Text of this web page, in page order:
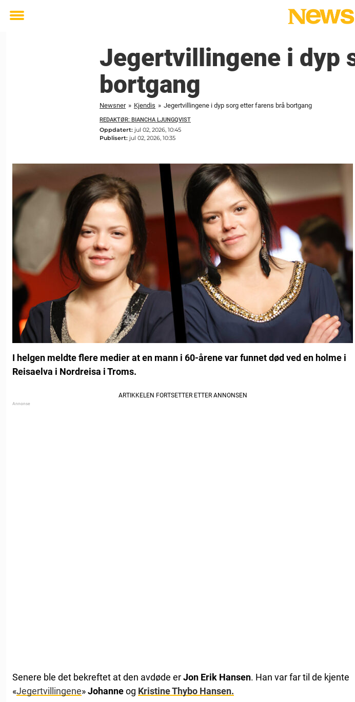
Toggle
Jegertvillingene i dyp
bortgang
Newsner » Kjendis » Jegertvillingene i dyp sorg etter farens brå bortgang
REDAKTØR: BIANCHA LJUNGQVIST
Oppdatert: jul 02, 2026, 10:45
Publisert: jul 02, 2026, 10:35
I helgen meldte flere medier at en mann i 60-årene var funnet død ved en holme i
Reisaelva i Nordreisa i Troms.
Senere ble det bekreftet at den avdøde erJon Erik Hansen. Han var far til de kjente
«Jegertvillingene»Johanneog Kristine Thybo Hansen.